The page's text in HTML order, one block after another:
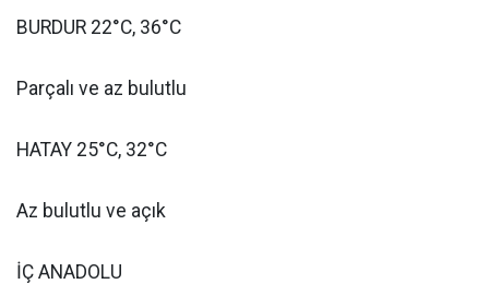
BURDUR 22°C, 36°C
Parçalı ve az bulutlu
HATAY 25°C, 32°C
Az bulutlu ve açık
İÇ ANADOLU